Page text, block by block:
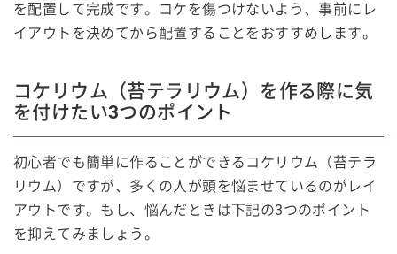
を配置して完成です。コケを傷つけないよう、事前にレ
イアウトを決めてから配置することをおすすめします。
コケリウム（苔テラリウム）を作る際に気
を付けたい3つのポイント
初心者でも簡単に作ることができるコケリウム（苔テラ
リウム）ですが、多くの人が頭を悩ませているのがレイ
アウトです。もし、悩んだときは下記の3つのポイント
を抑えてみましょう。